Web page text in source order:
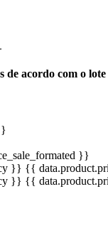
de acordo com o
}}
}} {{
}} {{